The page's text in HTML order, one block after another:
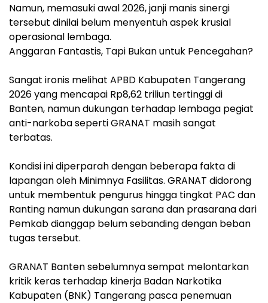
‎Namun, memasuki awal 2026, janji manis sinergi
tersebut dinilai belum menyentuh aspek krusial
operasional lembaga.
‎Anggaran Fantastis, Tapi Bukan untuk Pencegahan?
‎Sangat ironis melihat APBD Kabupaten Tangerang
2026 yang mencapai Rp8,62 triliun tertinggi di
Banten, namun dukungan terhadap lembaga pegiat
anti-narkoba seperti GRANAT masih sangat
terbatas.
‎Kondisi ini diperparah dengan beberapa fakta di
lapangan oleh Minimnya Fasilitas. GRANAT didorong
untuk membentuk pengurus hingga tingkat PAC dan
Ranting namun dukungan sarana dan prasarana dari
Pemkab dianggap belum sebanding dengan beban
tugas tersebut.
‎‎GRANAT Banten sebelumnya sempat melontarkan
kritik keras terhadap kinerja Badan Narkotika
Kabupaten (BNK) Tangerang pasca penemuan